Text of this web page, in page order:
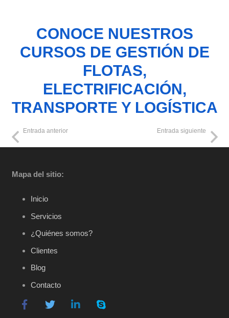
CONOCE NUESTROS
CURSOS DE GESTIÓN DE
FLOTAS,
ELECTRIFICACIÓN,
TRANSPORTE Y LOGÍSTICA
Entrada anterior Entrada siguiente
Mapa del sitio:
Inicio
Servicios
¿Quiénes somos?
Clientes
Blog
Contacto